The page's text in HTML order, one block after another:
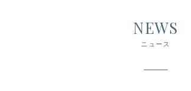
NEWS
ニュース